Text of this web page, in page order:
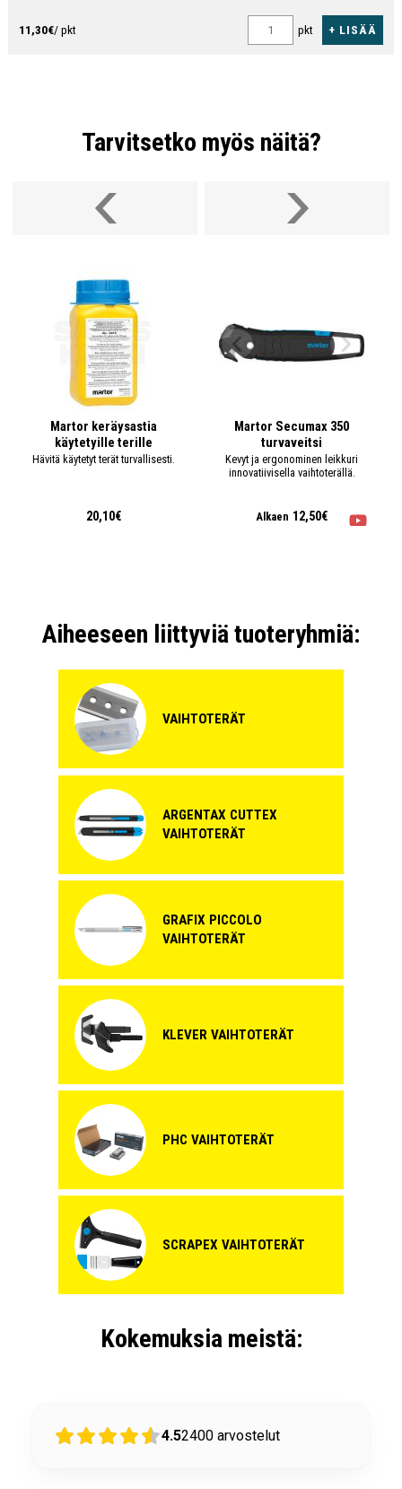
11,30€/ pkt pkt + LISÄÄ
Tarvitsetko myös näitä?
Martor keräysastia
käytetyille terille
Hävitä käytetyt terät turvallisesti.
20,10€
Martor Secumax 350
turvaveitsi
Kevyt ja ergonominen leikkuri
innovatiivisella vaihtoterällä.
Alkaen 12,50€
Aiheeseen liittyviä tuoteryhmiä:
VAIHTOTERÄT
ARGENTAX CUTTEX
VAIHTOTERÄT
GRAFIX PICCOLO
VAIHTOTERÄT
KLEVER VAIHTOTERÄT
PHC VAIHTOTERÄT
SCRAPEX VAIHTOTERÄT
Kokemuksia meistä:
4.52400 arvostelut